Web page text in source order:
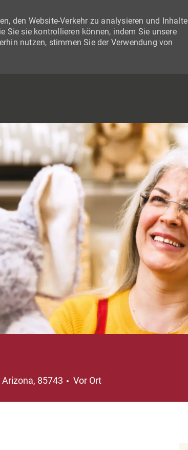
den Website-Verkehr zu analysieren und Inhalte
Sie sie kontrollieren können, indem Sie unsere
nutzen, stimmen Sie der Verwendung von
85743 Vor Ort